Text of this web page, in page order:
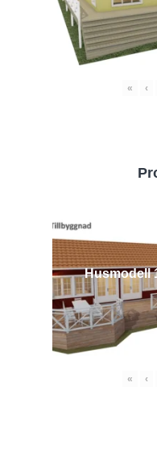
« ‹
Husmodell
« ‹